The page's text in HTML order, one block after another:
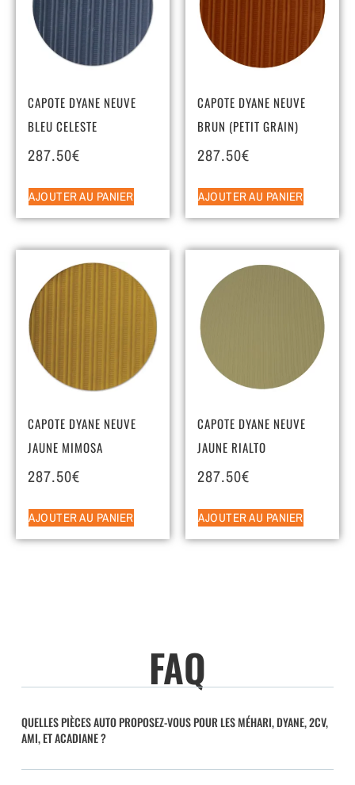
CAPOTE DYANE NEUVE
BLEU CELESTE
287.50€
AJOUTER AU PANIER
CAPOTE DYANE NEUVE
BRUN (PETIT GRAIN)
287.50€
AJOUTER AU PANIER
CAPOTE DYANE NEUVE
JAUNE MIMOSA
287.50€
AJOUTER AU PANIER
CAPOTE DYANE NEUVE
JAUNE RIALTO
287.50€
AJOUTER AU PANIER
FAQ
QUELLES PIÈCES AUTO PROPOSEZ-VOUS POUR LES MÉHARI, DYANE, 2CV,
AMI, ET ACADIANE ?